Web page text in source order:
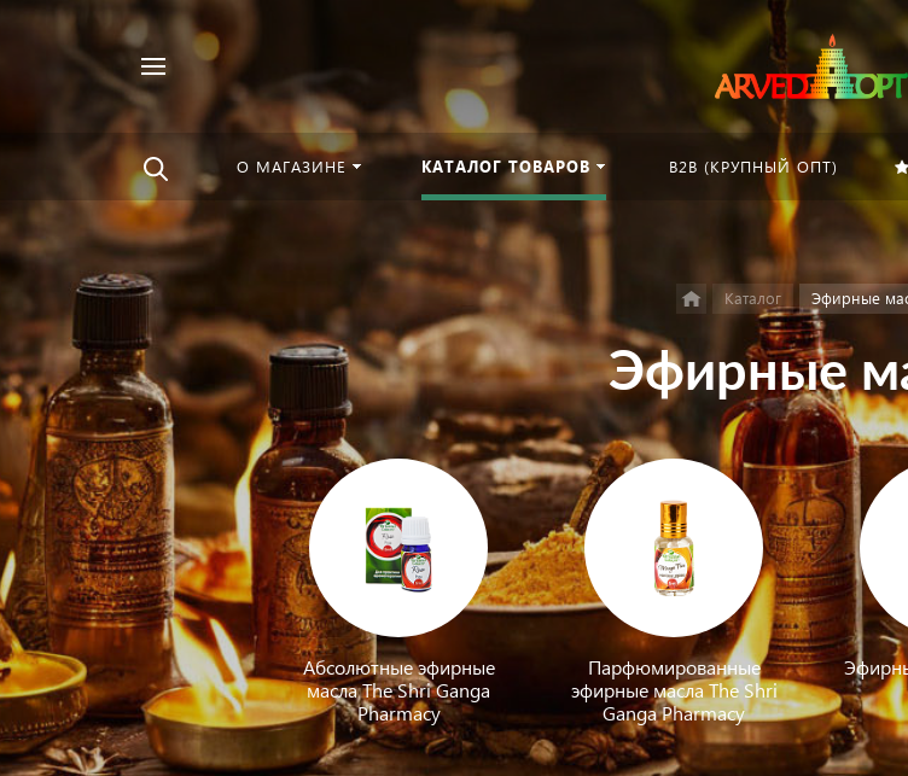
в каталоге
Найти
Например,
О МАГАЗИНЕ КАТАЛОГ ТОВАРОВ B2B (КРУПНЫЙ ОПТ)
Каталог Эфирные
Эфирные
Абсолютные эфирные
масла The Shri Ganga
Pharmacy
Парфюмированные
эфирные масла The Shri
Ganga Pharmacy